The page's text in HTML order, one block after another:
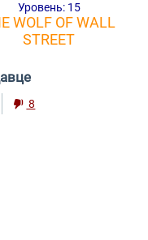
Уровень: 15
WOLF OF WALL
STREET
8